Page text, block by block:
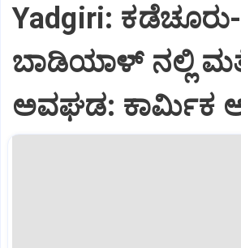
Yadgiri: ಕಡೆಚೂರು-
ಬಾಡಿಯಾಳ್ ನಲ್ಲಿ
ಅವಘಡ: ಕಾರ್ಮಿಕ